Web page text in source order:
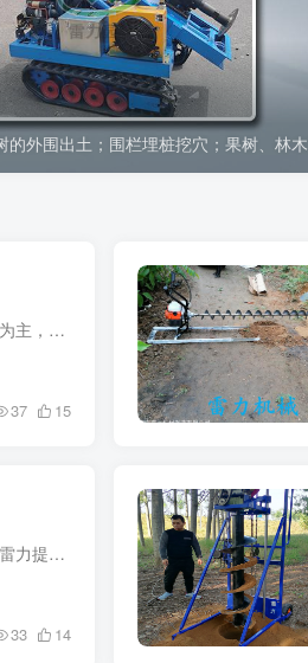
外围出土；围栏埋桩挖穴；果树、林
护坡打洞机主要由自动和手动版螺旋钻桩机为主，各种桩孔都能掏，方便又干净。管桩淤泥用桩芯掏孔机是现代应用非常广泛实用型超强的机型，不同规格机型和钻头适合不同土质和地型，配置合适的钻头...
37 15
管桩掏土机在建筑工地管桩业应用效果好，雷力提供实地操作视频，详细参数雷力为您提供。硬土挖坑机用于种植打洞和工程栽杆钻孔，管桩孔内清泥土起到很好的工作效率。硬土挖坑机允许在螺旋钻头旋...
33 14